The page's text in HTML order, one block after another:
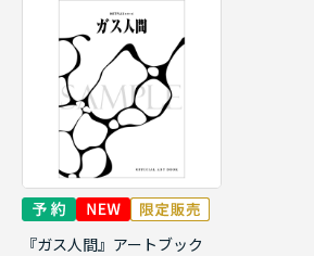
『ガス人間』アートブック